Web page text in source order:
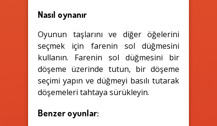
Nasıl oynanır
Oyunun taşlarını ve diğer öğelerini
seçmek için farenin sol düğmesini
kullanın. Farenin sol düğmesini bir
döşeme üzerinde tutun, bir döşeme
seçimi yapın ve düğmeyi basılı tutarak
döşemeleri tahtaya sürükleyin.
Benzer oyunlar: